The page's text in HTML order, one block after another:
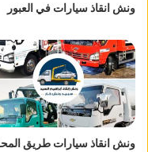
ونش انقاذ سيارات في العبور
ونش انقاذ سيارات طريق